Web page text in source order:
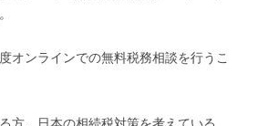
オンラインでの無料税務相談を行うこ